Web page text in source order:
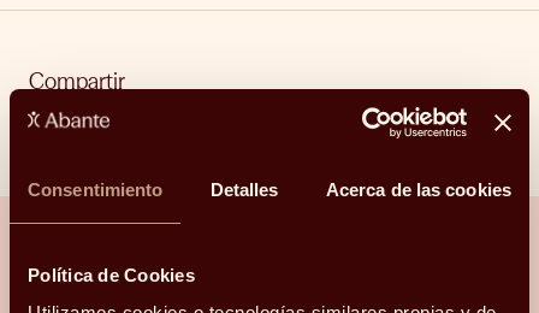
Consentimiento Detalles Acerca de las cookies
Política de Cookies
Compartir
Telegram